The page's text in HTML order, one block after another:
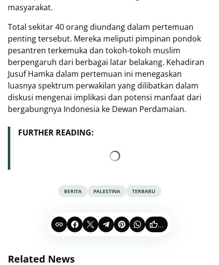
masyarakat.
Total sekitar 40 orang diundang dalam pertemuan
penting tersebut. Mereka meliputi pimpinan pondok
pesantren terkemuka dan tokoh-tokoh muslim
berpengaruh dari berbagai latar belakang. Kehadiran
Jusuf Hamka dalam pertemuan ini menegaskan
luasnya spektrum perwakilan yang dilibatkan dalam
diskusi mengenai implikasi dan potensi manfaat dari
bergabungnya Indonesia ke Dewan Perdamaian.
FURTHER READING:
BERITA PALESTINA TERBARU
...
Related News